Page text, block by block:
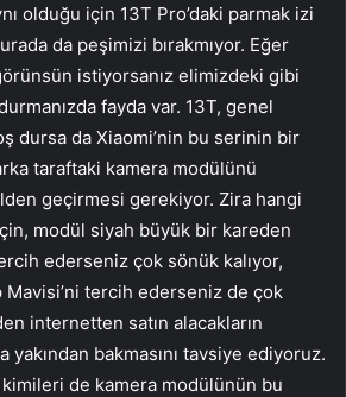
olduğu için 13T Pro’daki parmak izi
da peşimizi bırakmıyor. Eğer
istiyorsanız elimizdeki gibi
fayda var. 13T, genel
dursa da Xiaomi’nin bu serinin bir
taraftaki kamera modülünü
geçirmesi gerekiyor. Zira hangi
modül siyah büyük bir kareden
ederseniz çok sönük kalıyor,
Mavisi’ni tercih ederseniz de çok
internetten satın alacakların
yakından bakmasını tavsiye ediyoruz.
de kamera modülünün bu